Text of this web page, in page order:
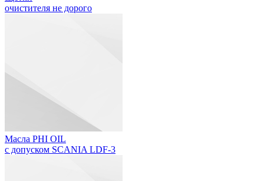
очистителя не дорого
Масла PHI OIL
с допуском SCANIA LDF-3